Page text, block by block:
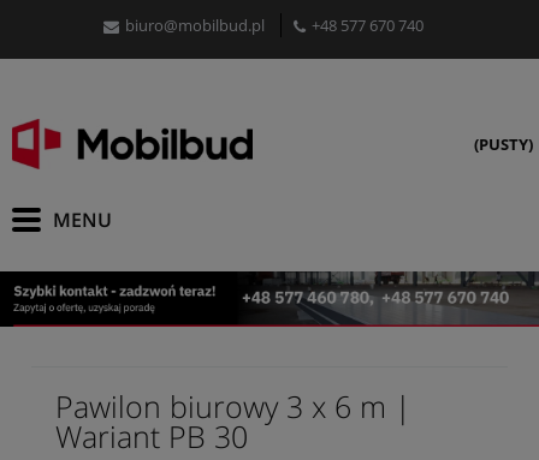
biuro@mobilbud.pl +48 577 670 740
(PUSTY)
Pawilon biurowy 3 x 6 m |
Wariant PB 30